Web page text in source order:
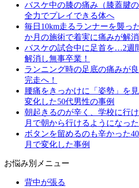
バスケ中の膝の痛み（膝蓋腱
全力でプレイできる体へ
毎日10km走るランナーを襲っ
か月の施術で着実に痛みが解
バスケの試合中に足首を…2週
解消し無事卒業！
ランニング時の足底の痛みが
完走へ！
腰痛をきっかけに「姿勢」を
変化した50代男性の事例
朝起きるのが辛く、学校に行
月で朝から行けるようになっ
ボタンを留めるのも辛かった
月で変化した事例
お悩み別メニュー
背中が張る